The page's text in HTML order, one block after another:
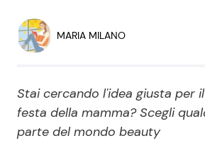
Economia
Persone Scomparse
Politica
MARIA MILANO
Stai cercando l'idea giusta per
festa della mamma? Scegli
parte del mondo beauty